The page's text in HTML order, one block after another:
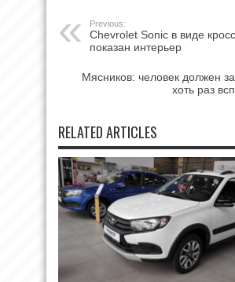
Previous:
Chevrolet Sonic в виде
показан интерьер
Мясников: человек должен
хоть раз
RELATED ARTICLES